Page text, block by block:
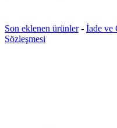
Son eklenen ürünler- İade ve
Sözleşmesi